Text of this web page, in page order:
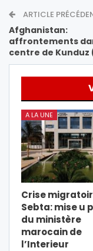
ARTICLE
Afghanistan:
affrontements
centre de Kunduz
A LA UNE
Crise
Sebta: mise u
du ministère
marocain de
l’Interieur